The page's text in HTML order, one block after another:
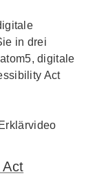
in drei
digitale
Act
Act